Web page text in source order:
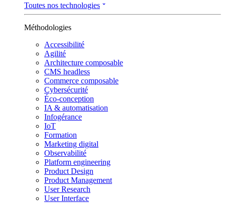
Toutes nos technologies
Méthodologies
Accessibilité
Agilité
Architecture composable
CMS headless
Commerce composable
Cybersécurité
Éco-conception
IA & automatisation
Infogérance
IoT
Formation
Marketing digital
Observabilité
Platform engineering
Product Design
Product Management
User Research
User Interface